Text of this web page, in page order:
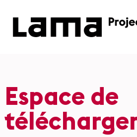
Espace de